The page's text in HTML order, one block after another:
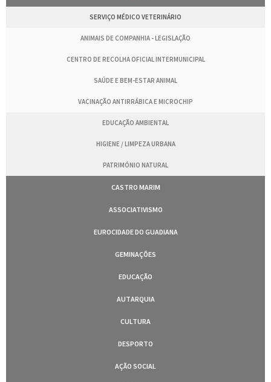
SERVIÇO MÉDICO VETERINÁRIO
ANIMAIS DE COMPANHIA - LEGISLAÇÃO
CENTRO DE RECOLHA OFICIAL INTERMUNICIPAL
SAÚDE E BEM-ESTAR ANIMAL
VACINAÇÃO ANTIRRÁBICA E MICROCHIP
EDUCAÇÃO AMBIENTAL
HIGIENE / LIMPEZA URBANA
PATRIMÓNIO NATURAL
CASTRO MARIM
ASSOCIATIVISMO
EUROCIDADE DO GUADIANA
GEMINAÇÕES
EDUCAÇÃO
AUTARQUIA
CULTURA
DESPORTO
AÇÃO SOCIAL